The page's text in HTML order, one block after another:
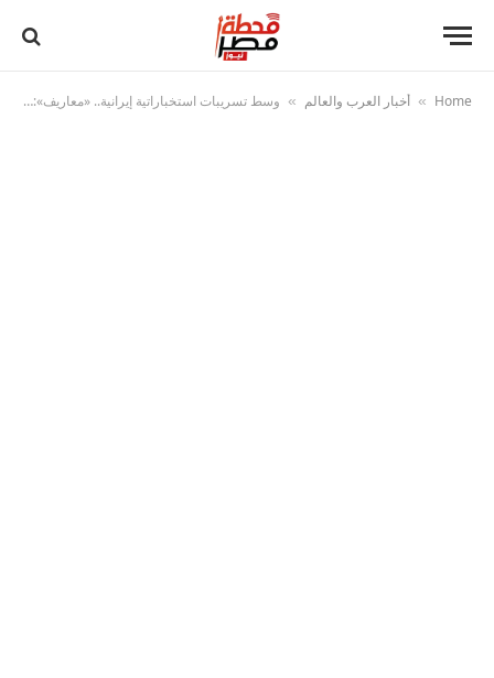
Home
» أخبار العرب والعالم » وسط تسريبات استخباراتية إيرانية.. «معاريف»: نتنياهو يعرض على ترامب خططًا لضربة جديدة على طهران